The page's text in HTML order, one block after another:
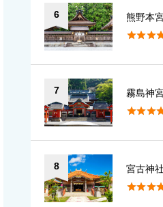
6
熊野本

7
霧島神

8
宮古神社
